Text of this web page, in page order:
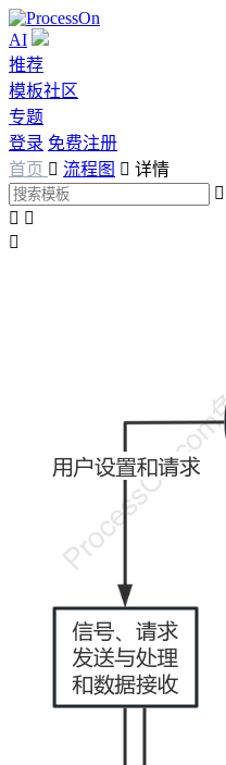
AI
推荐
模板社区
专题
登录 免费注册
首页  流程图  详情

 
